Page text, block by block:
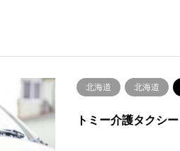
北海道 北海道
トミー介護タクシー